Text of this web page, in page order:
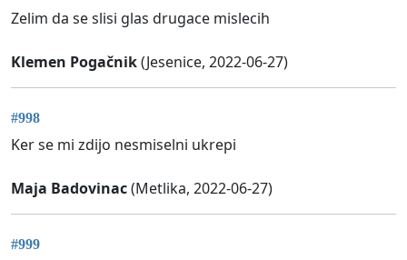
Zelim da se slisi glas drugace mislecih
Klemen Pogačnik(Jesenice, 2022-06-27)
#998
Ker se mi zdijo nesmiselni ukrepi
Maja Badovinac(Metlika, 2022-06-27)
#999